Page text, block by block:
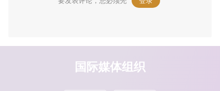
国际媒体组织